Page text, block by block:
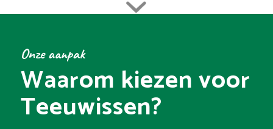
Onze aanpak
Waarom kiezen voor
Teeuwissen?